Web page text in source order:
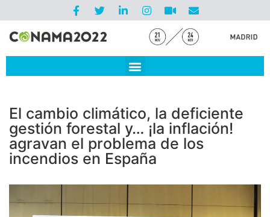
El cambio climático, la deficiente
gestión forestal y… ¡la inflación!
agravan el problema de los
incendios en España